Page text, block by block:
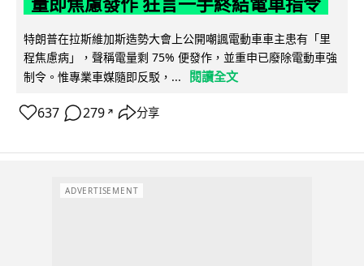
特朗普在拉斯維加斯造勢大會上公開嘲諷電動車車主患有「里
程焦慮病」，聲稱電量剩 75% 便發作，並重申已廢除電動車強
制令。惟專業車媒隨即反駁，...
閱讀全文
637 279 ↗ 分享
ADVERTISEMENT